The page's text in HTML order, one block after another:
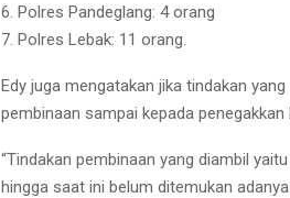
6. Polres Pandeglang: 4 orang
7. Polres Lebak: 11 orang.
Edy juga mengatakan jika tindakan
pembinaan sampai kepada
“Tindakan pembinaan yang diambil
hingga saat ini belum ditemukan